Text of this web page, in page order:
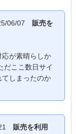
06/07 販売を
が素晴らしか
だここ数日サイ
てしまったのか
販売を利用